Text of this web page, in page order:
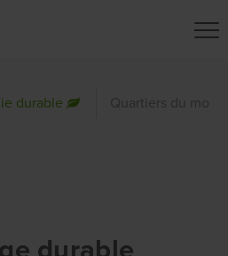
durable Quartiers du